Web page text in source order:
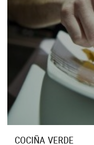
COCIÑA VERDE